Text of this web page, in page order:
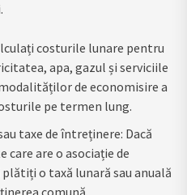
costurile lunare pentru
apa, gazul și serviciile
de economisire a
pe termen lung.
taxe de întreținere: Dacă
are o asociație de
o taxă lunară sau anuală